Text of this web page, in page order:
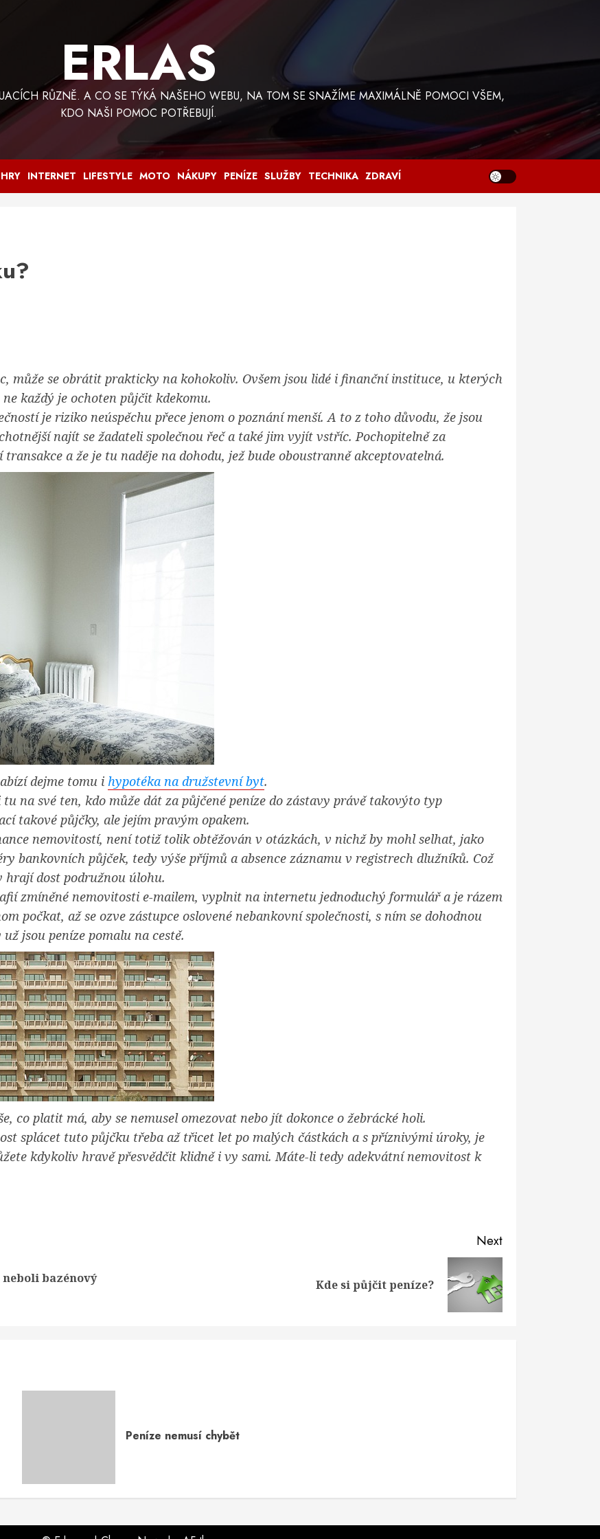
ERLAS
RŮZNĚ. A CO SE TÝKÁ NAŠEHO WEBU, NA TOM SE SNAŽÍME MAXIMÁLNĚ POMOCI VŠEM,
KDO NAŠI POMOC POTŘEBUJÍ.
HRY INTERNET LIFESTYLE MOTO NÁKUPY PENÍZE SLUŽBY TECHNIKA ZDRAVÍ
může se obrátit prakticky na kohokoliv. Ovšem jsou lidé i finanční instituce, u kterých
každý je ochoten půjčit kdekomu.
je riziko neúspěchu přece jenom o poznání menší. A to z toho důvodu, že jsou
najít se žadateli společnou řeč a také jim vyjít vstříc. Pochopitelně za
a že je tu naděje na dohodu, jež bude oboustranně akceptovatelná.
dejme tomu i hypotéka na družstevní byt.
na své ten, kdo může dát za půjčené peníze do zástavy právě takovýto typ
takové půjčky, ale jejím pravým opakem.
nemovitostí, není totiž tolik obtěžován v otázkách, v nichž by mohl selhat, jako
bankovních půjček, tedy výše příjmů a absence záznamu v registrech dlužníků. Což
dost podružnou úlohu.
zmíněné nemovitosti e-mailem, vyplnit na internetu jednoduchý formulář a je rázem
počkat, až se ozve zástupce oslovené nebankovní společnosti, s ním se dohodnou
jsou peníze pomalu na cestě.
co platit má, aby se nemusel omezovat nebo jít dokonce o žebrácké holi.
splácet tuto půjčku třeba až třicet let po malých částkách a s příznivými úroky, je
kdykoliv hravě přesvědčit klidně i vy sami. Máte-li tedy adekvátní nemovitost k
bazénový
Next
Kde si půjčit peníze?
Peníze nemusí chybět